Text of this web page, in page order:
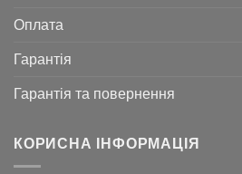
Оплата
Гарантія
Гарантія та повернення
КОРИСНА ІНФОРМАЦІЯ